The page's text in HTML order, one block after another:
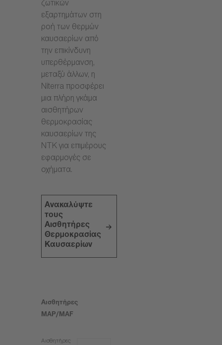
ζωτικών
εξαρτημάτων στη
ροή των θερμών
καυσαερίων από
την επικίνδυνη
υπερθέρμανση,
μεταξύ άλλων, η
Niterra προσφέρει
μια πλήρη γκάμα
αισθητήρων
θερμοκρασίας
καυσαερίων της
NTK για επιμέρους
εφαρμογές σε
οχήματα.
Ανακαλύψτε
τους
Αισθητήρες
Θερμοκρασίας
Καυσαερίων
Αισθητήρες
MAP/MAF
Αισθητήρες